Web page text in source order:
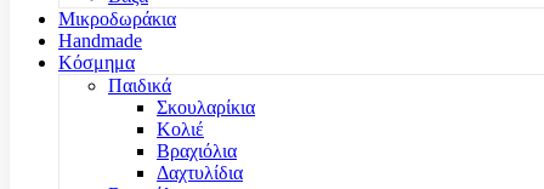
Μικροδωράκια
Handmade
Κόσμημα
Παιδικά
Σκουλαρίκια
Κολιέ
Βραχιόλια
Δαχτυλίδια